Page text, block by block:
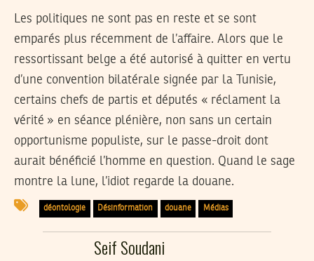
Les politiques ne sont pas en reste et se sont
emparés plus récemment de l’affaire. Alors que le
ressortissant belge a été autorisé à quitter en vertu
d’une convention bilatérale signée par la Tunisie,
certains chefs de partis et députés « réclament la
vérité » en séance plénière, non sans un certain
opportunisme populiste, sur le passe-droit dont
aurait bénéficié l’homme en question. Quand le sage
montre la lune, l’idiot regarde la douane.
déontologie Désinformation douane Médias
Seif Soudani